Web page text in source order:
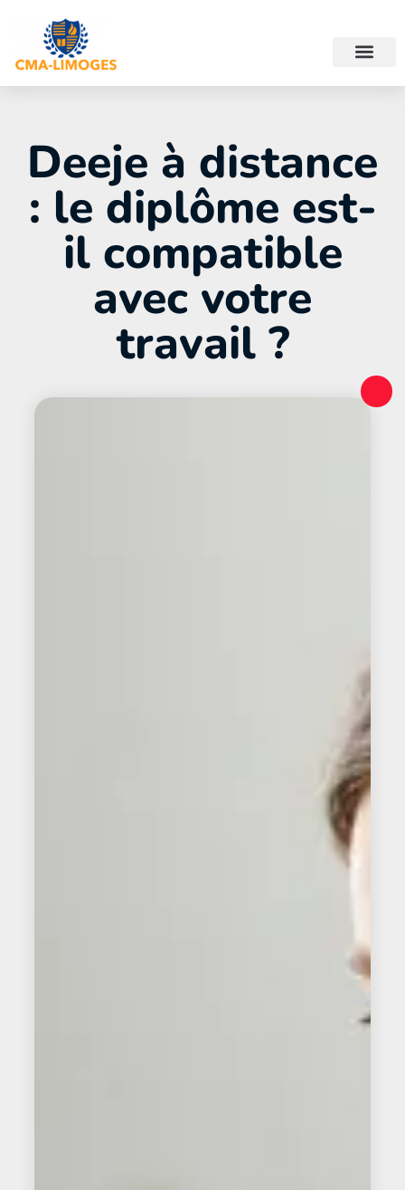
Deeje à distance
: le diplôme est-
il compatible
avec votre
travail ?